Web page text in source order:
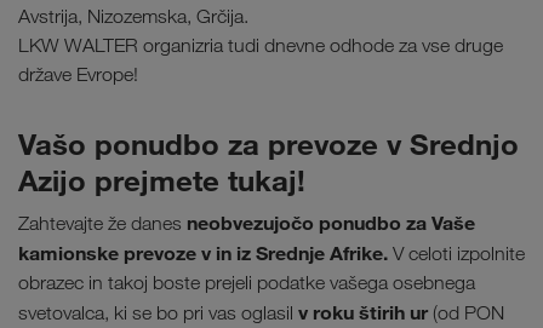
Avstrija, Nizozemska, Grčija.
LKW WALTER organizria tudi dnevne odhode za vse druge
države Evrope!
Vašo ponudbo za prevoze v Srednjo
Azijo prejmete tukaj!
Zahtevajte že danes neobvezujočo ponudbo za Vaše
kamionske prevoze v in iz Srednje Afrike. V celoti izpolnite
obrazec in takoj boste prejeli podatke vašega osebnega
svetovalca, ki se bo pri vas oglasil v roku štirih ur (od PON